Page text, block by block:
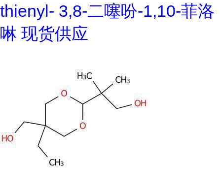
thienyl- 3,8-二噻吩-1,10-菲洛
啉 现货供应